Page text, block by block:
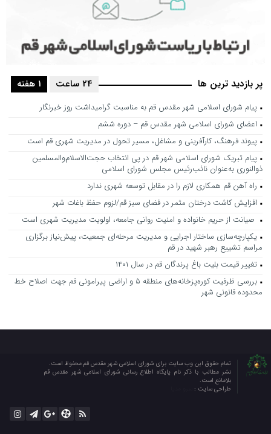
پر بازدید ترین ها 1 هفته 24 ساعت
پیام شورای اسلامی شهر مقدس قم به مناسبت گرامیداشت روز خبرنگار
اعضای شورای اسلامی شهر مقدس قم – دوره ششم
پیوند فرهنگ، کارآفرینی و مشاغل، مسیر تحول در مدیریت شهری قم است
پیام تبریک شورای اسلامی شهر قم در پی انتخاب حجت‌الاسلام‌والمسلمین
ذوالنوری به‌عنوان نائب‌رئیس مجلس شورای اسلامی
راه آهن قم همکاری لازم را در مقابل توسعه شهری ندارد
افزایش کاشت درختان مثمر در فضای سبز قم/لزوم حفظ باغات شهر
صیانت از حریم خانواده و امنیت روانی جامعه، اولویت مدیریت شهری است
یکپارچه‌سازی ساختار اجرایی و مدیریت مرحله‌ای جمعیت، پیش‌نیاز برگزاری
مراسم تشییع رهبر شهید در قم
تغییر قیمت بلیت باغ پرندگان قم در سال ۱۴۰۱
بررسی ظرفیت کوره‌پزخانه‌های منطقه ۵ و اراضی پیرامونی قم جهت اصلاح خط
محدوده قانونی شهر
تمام حقوق این وب سایت برای شورای اسلامی شهر مقدس قم محفوظ است.
نشر مطالب با ذکر نام پایگاه اطلاع رسانی شورای اسلامی شهر مقدس قم
بلامانع است.
طراحی سایت :